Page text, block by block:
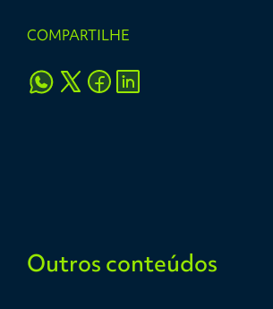
COMPARTILHE
Outros conteúdos